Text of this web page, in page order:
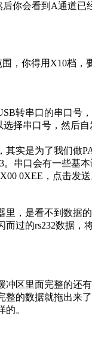
后你会看到 A通道已
，你得用X10档
转串口的串口号
择串口号，然后
其实是为了我们做
串口会有一些基
0XEE，点击发
里，是看不到数据
而过的rs232数据，
冲区里面完整的还
整的数据就拖出来
。